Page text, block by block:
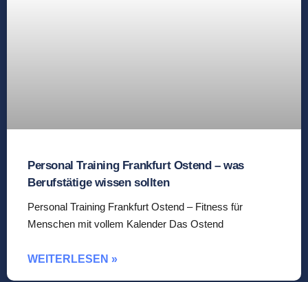
Personal Training Frankfurt Ostend – was
Berufstätige wissen sollten
Personal Training Frankfurt Ostend – Fitness für
Menschen mit vollem Kalender Das Ostend
WEITERLESEN »